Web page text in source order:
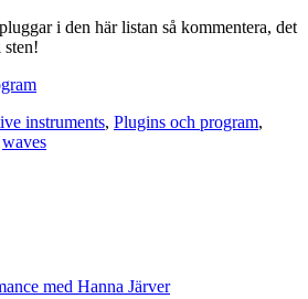
i den här listan så kommentera, det
sten!
instruments, Plugins och program,
waves
med Hanna Järver